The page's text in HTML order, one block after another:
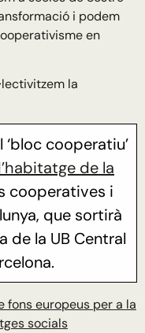
i podem
en
la
cooperatiu’
de la
cooperatives i
que sortirà
de la UB Central
fons europeus per a la
socials